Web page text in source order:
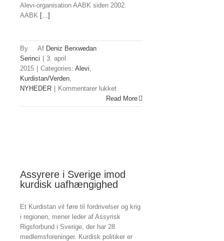
Alevi-organisation AABK siden 2002.
AABK [...]
By
Deniz Berxwedan
Serinci
3. april
2015
Categories: Alevi,
Kurdistan/Verden,
NYHEDER
Kommentarer lukkettil
Alevi-
leder
valg
Read More
Assyrere i Sverige imod
kurdisk uafhængighed
Et Kurdistan vil føre til fordrivelser og krig
i regionen, mener leder af Assyrisk
Rigsforbund i Sverige, der har 28
medlemsforeninger. Kurdisk politiker er